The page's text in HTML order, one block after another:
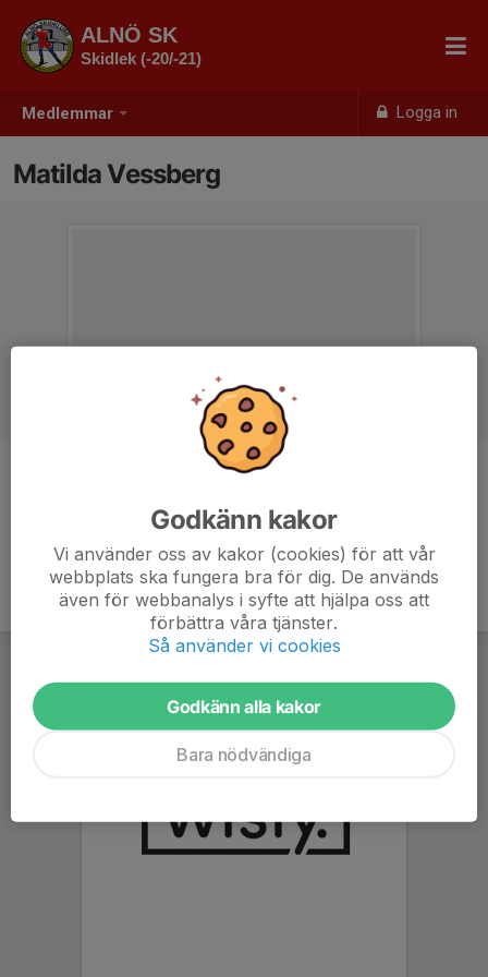
Medlemmar Logga in
ALNÖ SK
Skidlek (-20/-21)
Matilda Vessberg
Godkänn kakor
Vi använder oss av kakor (cookies) för att vår
webbplats ska fungera bra för dig. De används
även för webbanalys i syfte att hjälpa oss att
förbättra våra tjänster.
Så använder vi cookies
Godkänn alla kakor
Bara nödvändiga